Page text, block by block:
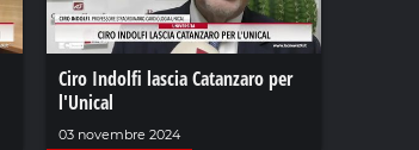
Ciro Indolfi lascia Catanzaro per
l'Unical
03 novembre 2024